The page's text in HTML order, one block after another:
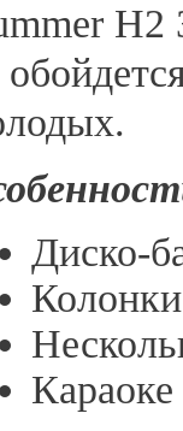
H2
Диско-
Караоке